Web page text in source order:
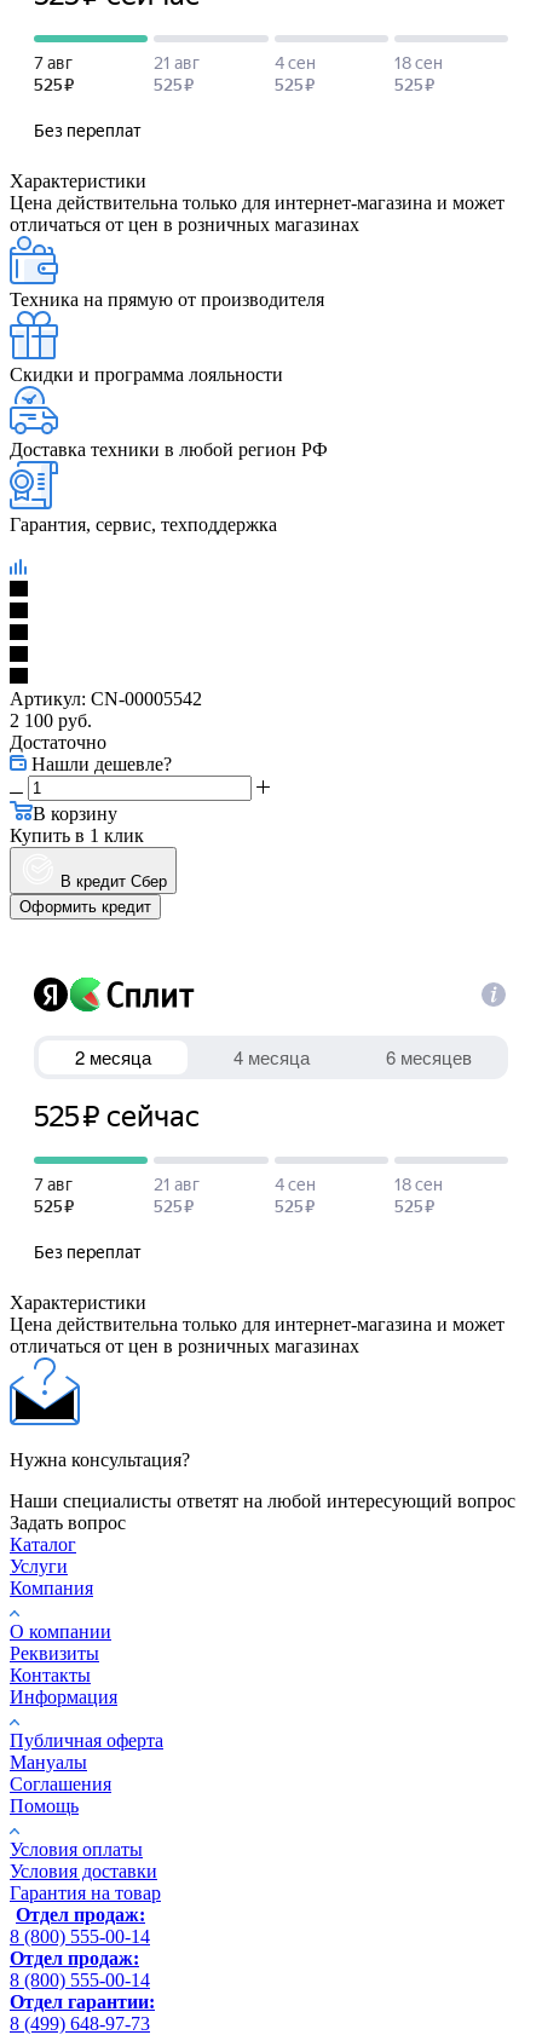
Характеристики
Цена действительна только для интернет-магазина и может
отличаться от цен в розничных магазинах
Техника на прямую от производителя
Скидки и программа лояльности
Доставка техники в любой регион РФ
Гарантия, сервис, техподдержка
Артикул: CN-00005542
2 100 руб.
Достаточно
Нашли дешевле?
В корзину
Купить в 1 клик
В кредит Сбер
Оформить кредит
Характеристики
Цена действительна только для интернет-магазина и может
отличаться от цен в розничных магазинах
Нужна консультация?
Наши специалисты ответят на любой интересующий вопрос
Задать вопрос
Каталог
Услуги
Компания
О компании
Реквизиты
Контакты
Информация
Публичная оферта
Мануалы
Соглашения
Помощь
Условия оплаты
Условия доставки
Гарантия на товар
Отдел продаж:
8 (800) 555-00-14
Отдел продаж:
8 (800) 555-00-14
Отдел гарантии:
8 (499) 648-97-73